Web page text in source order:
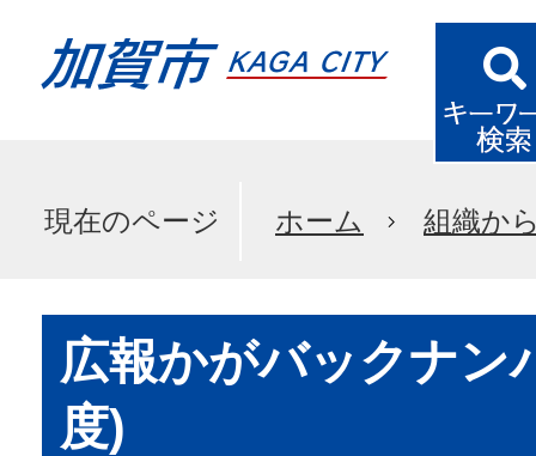
現在のページ ホーム 組織か
広報かがバックナン
度)